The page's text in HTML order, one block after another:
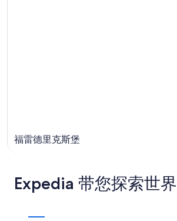
福雷德里克斯堡
Expedia 带您探索世界